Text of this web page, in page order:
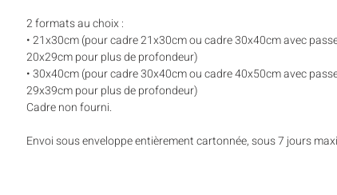
2 formats au choix :
• 21x30cm (pour cadre 21x30cm ou cadre 30x40cm avec
20x29cm pour plus de profondeur)
• 30x40cm (pour cadre 30x40cm ou cadre 40x50cm avec
29x39cm pour plus de profondeur)
Cadre non fourni.
Envoi sous enveloppe entièrement cartonnée, sous 7 jours